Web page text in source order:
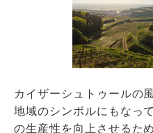
カイザーシュトゥールの
地域のシンボルにもなっ
の生産性を向上させるた